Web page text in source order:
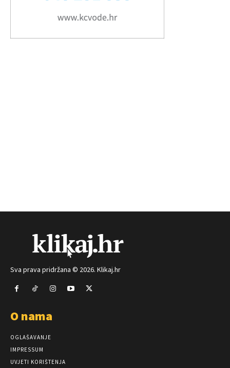
Sva prava pridržana © 2026. Klikaj.hr
O nama
OGLAŠAVANJE
IMPRESSUM
UVJETI KORIŠTENJA